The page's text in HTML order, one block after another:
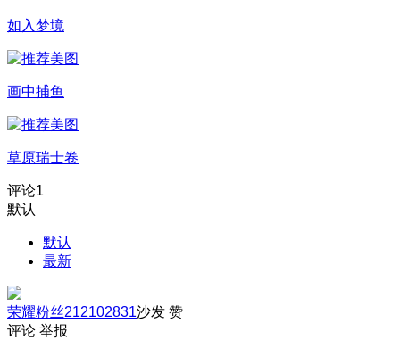
如入梦境
画中捕鱼
草原瑞士卷
评论1
默认
默认
最新
荣耀粉丝212102831沙发 赞
评论 举报